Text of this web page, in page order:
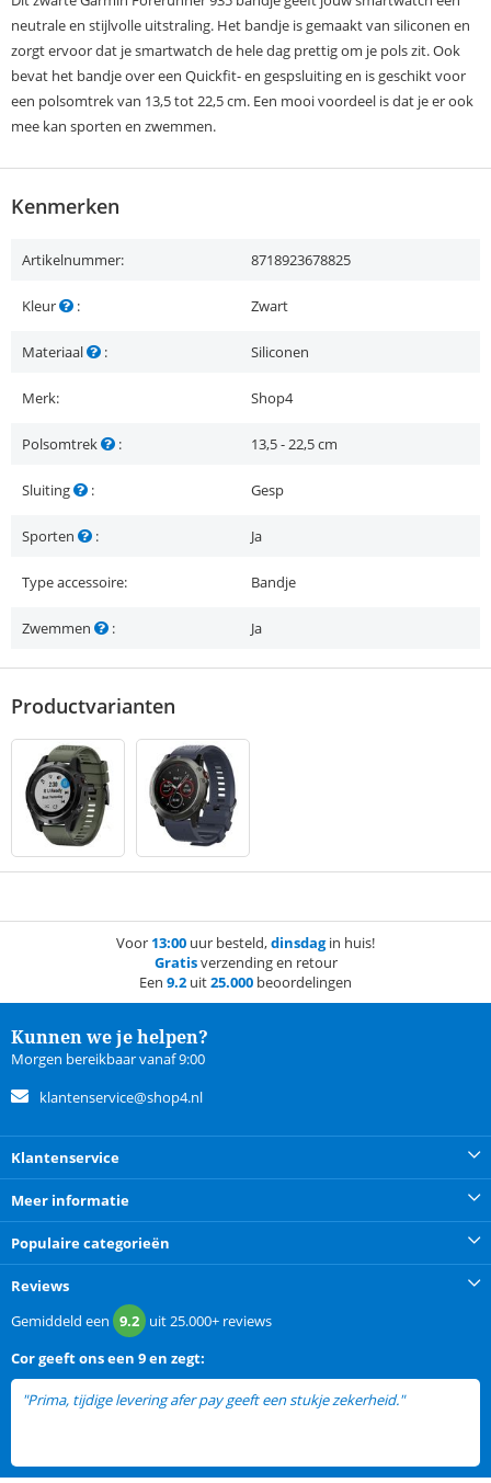
neutrale en stijlvolle uitstraling. Het bandje is gemaakt van siliconen en
zorgt ervoor dat je smartwatch de hele dag prettig om je pols zit. Ook
bevat het bandje over een Quickfit- en gespsluiting en is geschikt voor
een polsomtrek van 13,5 tot 22,5 cm. Een mooi voordeel is dat je er ook
mee kan sporten en zwemmen.
Kenmerken
Artikelnummer: 8718923678825
Kleur : Zwart
Materiaal : Siliconen
Merk: Shop4
Polsomtrek : 13,5 - 22,5 cm
Sluiting : Gesp
Sporten : Ja
Type accessoire: Bandje
Zwemmen : Ja
Productvarianten
Voor 13:00 uur besteld,dinsdagin huis!
Gratisverzending en retour
Een 9.2 uit25.000 beoordelingen
Kunnen we je helpen?
Morgen bereikbaar vanaf 9:00
klantenservice@shop4.nl
Klantenservice
Meer informatie
Populaire categorieën
Reviews
Gemiddeld een 9.2 uit25.000+ reviews
Corgeeft ons een 9 en zegt:
"Prima, tijdige levering afer pay geeft een stukje zekerheid."